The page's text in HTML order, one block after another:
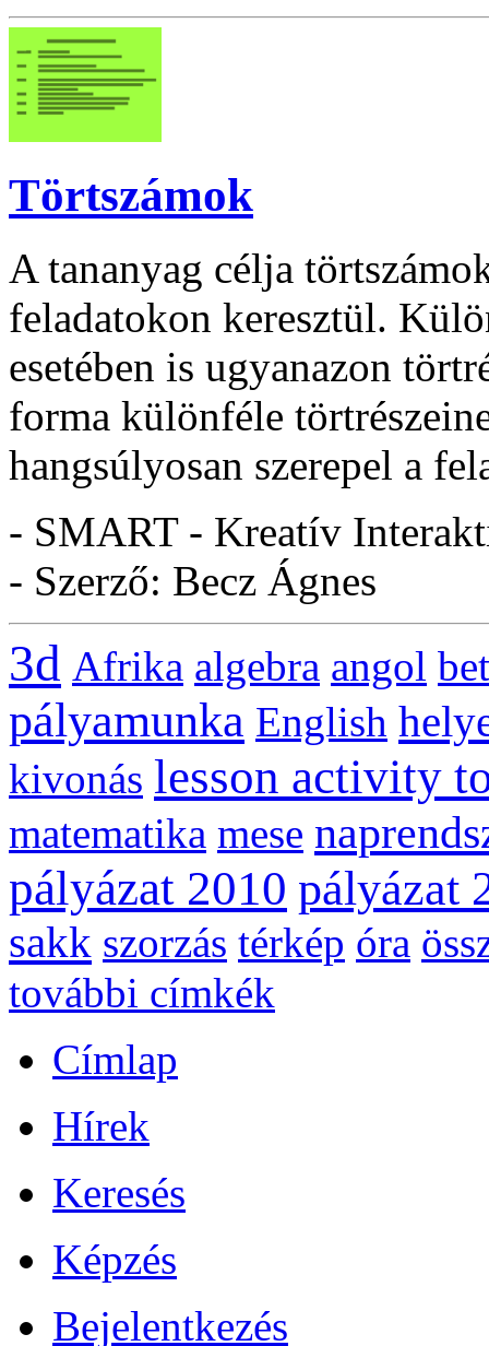
Törtszámok
A tananyag célja
feladatokon keresztül.
esetében is ugyanazon
forma különféle
hangsúlyosan szerepel a
- SMART - Kreatív
- Szerző: Becz Ágnes
3d Afrika algebra angol
pályamunka English
kivonás lesson activity
matematika mese
pályázat 2010 pályázat
sakk szorzás térkép óra
további címkék
Címlap
Hírek
Keresés
Képzés
Bejelentkezés